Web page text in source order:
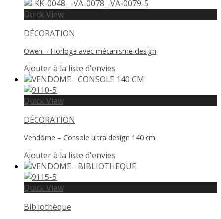
Quick View
DÉCORATION
Owen – Horloge avec mécanisme design
Ajouter à la liste d'envies
Quick View
DÉCORATION
Vendôme – Console ultra design 140 cm
Ajouter à la liste d'envies
Quick View
Bibliothèque